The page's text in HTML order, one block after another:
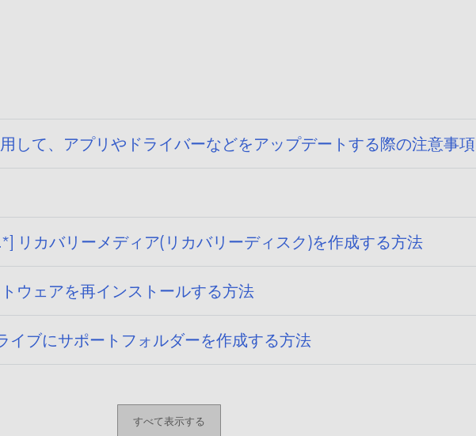
して、アプリやドライバーなどをアップデートする際の注意事項
リカバリーメディア(リカバリーディスク)を作成する方法
ウェアを再インストールする方法
イブにサポートフォルダーを作成する方法
すべて表示する